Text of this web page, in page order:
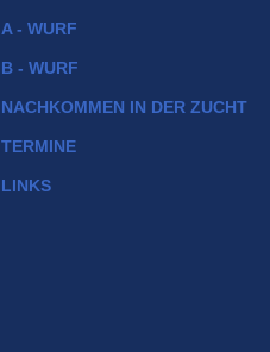
A - WURF
B - WURF
NACHKOMMEN IN DER ZUCHT
TERMINE
LINKS